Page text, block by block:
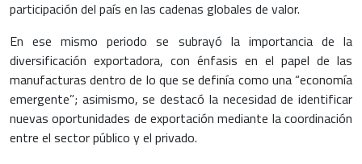
participación del país en las cadenas globales de valor.
En ese mismo periodo se subrayó la importancia de la
diversificación exportadora, con énfasis en el papel de las
manufacturas dentro de lo que se definía como una “economía
emergente”; asimismo, se destacó la necesidad de identificar
nuevas oportunidades de exportación mediante la coordinación
entre el sector público y el privado.